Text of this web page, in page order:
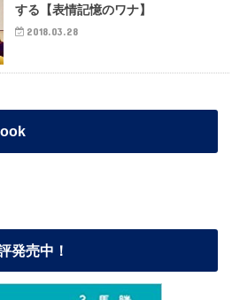
する【表情記憶のワナ】
2018.03.28
発売中！